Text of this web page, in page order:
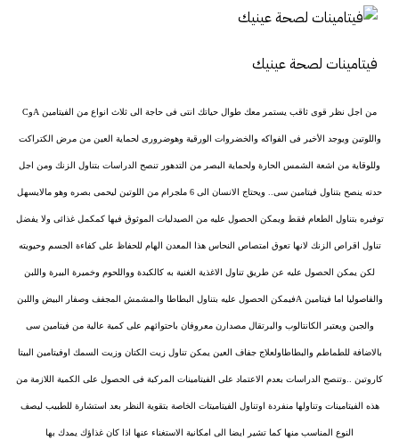
فيتامينات لصحة عينيك
من اجل نظر قوى ثاقب يستمر معك طوال حياتك انتى فى حاجة الى ثلاث انواع من الفيتامين AوC
واللوتين ويوجد الأخير فى الفواكه والخضروات الورقية وهوضرورى لحماية العين من مرض الكتراكت
وللوقاية من اشعة الشمس الحارة ولحماية البصر من التدهور تنصح الدراسات بتناول الزنك ومن اجل
حدته ينصح بتناول فيتامين سى.. ويحتاج الانسان الى 6 ملجرام من اللوتين ليحمى بصره وهو مالايسهل
توفيره بتناول الطعام فقط ويمكن الحصول عليه من الصيدليات الموثوق فيها كمكمل غذائى ولا يفضل
تناول اقراص الزنك لانها تعوق امتصاص النحاس هذا المعدن الهام للحفاظ على كفاءة الجسم وحيويته
لكن يمكن الحصول عليه عن طريق تناول الاغذية الغنية به كالكبدة وواللحوم وخميرة البيرة واللبن
والفاصوليا اما فيتامين Aفيمكن الحصول عليه بتناول البطاطا والمشمش المجفف وصفار البيض واللبن
والجبن ويعتبر الكانتالوب والبرتقال مصدارن معروفان باحتوائهم على كمية عالية من فيتامين سى
بالاضافة للطماطم والبطاطاولعلاج جفاف العين يمكن تناول زيت الكتان وزيت السمك اوفيتامين البيتا
كاروتين ..وتنصح الدراسات بعدم الاعتماد على الفيتامينات المركبة فى الحصول على الكمية اللازمة من
هذه الفيتامينات وتناولها منفردة اوتناول الفيتاميتات الخاصة بتقوية النظر بعد استشارة للطبيب ليصف
النوع المناسب منها كما تشير ايضا الى امكانية الاستغناء عنها اذا كان غذاؤك يمدك بها